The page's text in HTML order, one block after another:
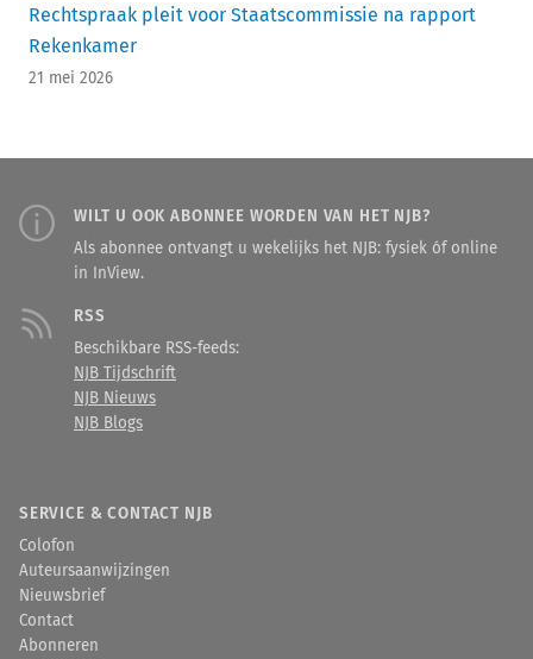
Rechtspraak pleit voor Staatscommissie na rapport
Rekenkamer
21 mei 2026
WILT U OOK ABONNEE WORDEN VAN HET NJB?
Als abonnee ontvangt u wekelijks het NJB: fysiek óf online
in InView.
RSS
Beschikbare RSS-feeds:
NJB Tijdschrift
NJB Nieuws
NJB Blogs
SERVICE & CONTACT NJB
Colofon
Auteursaanwijzingen
Nieuwsbrief
Contact
Abonneren